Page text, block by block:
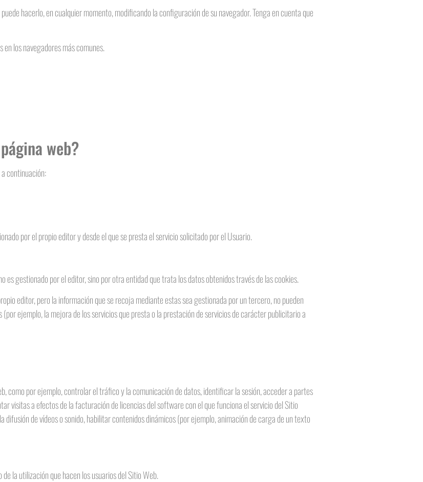
hacerlo, en cualquier momento, modificando la configuración de su navegador. Tenga en cuenta que
los navegadores más comunes.
web?
continuación:
por el propio editor y desde el que se presta el servicio solicitado por el Usuario.
es gestionado por el editor, sino por otra entidad que trata los datos obtenidos través de las cookies.
editor, pero la información que se recoja mediante estas sea gestionada por un tercero, no pueden
ejemplo, la mejora de los servicios que presta o la prestación de servicios de carácter publicitario a
como por ejemplo, controlar el tráfico y la comunicación de datos, identificar la sesión, acceder a partes
visitas a efectos de la facturación de licencias del software con el que funciona el servicio del Sitio
de vídeos o sonido, habilitar contenidos dinámicos (por ejemplo, animación de carga de un texto
la utilización que hacen los usuarios del Sitio Web.